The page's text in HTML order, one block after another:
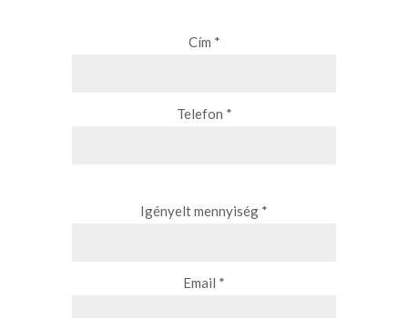
Cím *
Telefon *
Igényelt mennyiség *
Email *